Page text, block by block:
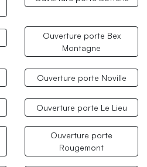
Ouverture porte Bex
Montagne
Ouverture porte Noville
Ouverture porte Le Lieu
Ouverture porte
Rougemont